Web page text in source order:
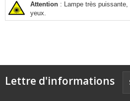
Attention : Lampe très
yeux.
Lettre d'informations